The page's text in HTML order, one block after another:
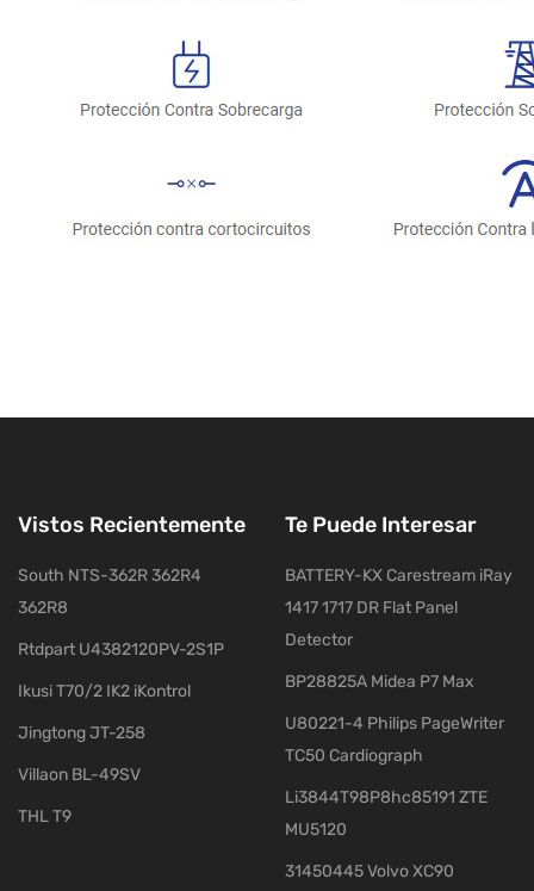
Vistos Recientemente
South NTS-362R 362R4
362R8
Rtdpart U4382120PV-2S1P
Ikusi T70/2 IK2 iKontrol
Jingtong JT-258
Villaon BL-49SV
THL T9
Te Puede Interesar
BATTERY-KX Carestream iRay
1417 1717 DR Flat Panel
Detector
BP28825A Midea P7 Max
U80221-4 Philips PageWriter
TC50 Cardiograph
Li3844T98P8hc85191 ZTE
MU5120
31450445 Volvo XC90